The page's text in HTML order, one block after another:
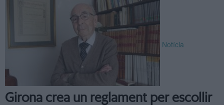
Notícia
Girona crea un reglament per escollir